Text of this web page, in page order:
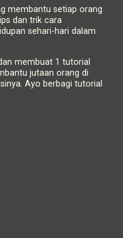
membantu setiap orang
dan trik cara
sehari-hari dalam
membuat 1 tutorial
jutaan orang di
Ayo berbagi tutorial